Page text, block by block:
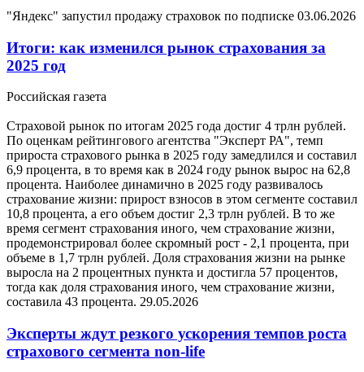
"Яндекс" запустил продажу страховок по подписке 03.06.2026
Итоги: как изменился рынок страхования за
2025 год
Российская газета
Страховой рынок по итогам 2025 года достиг 4 трлн рублей.
По оценкам рейтингового агентства "Эксперт РА", темп
прироста страхового рынка в 2025 году замедлился и составил
6,9 процента, в то время как в 2024 году рынок вырос на 62,8
процента. Наиболее динамично в 2025 году развивалось
страхование жизни: прирост взносов в этом сегменте составил
10,8 процента, а его объем достиг 2,3 трлн рублей. В то же
время сегмент страхования иного, чем страхование жизни,
продемонстрировал более скромный рост - 2,1 процента, при
объеме в 1,7 трлн рублей. Доля страхования жизни на рынке
выросла на 2 процентных пункта и достигла 57 процентов,
тогда как доля страхования иного, чем страхование жизни,
составила 43 процента. 29.05.2026
Эксперты ждут резкого ускорения темпов роста
страхового сегмента non-life